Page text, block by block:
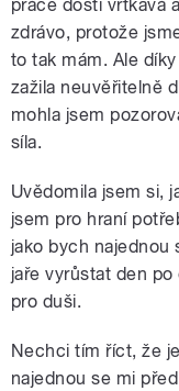
práce dosti vrtkavá
zdrávo, protože
to tak mám. Ale
zažila neuvěřitelně
mohla jsem
síla.
Uvědomila jsem si,
jsem pro hraní
jako bych najednou
jaře vyrůstat den
pro duši.
Nechci tím říct, že
najednou se mi